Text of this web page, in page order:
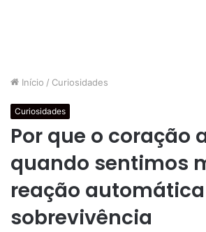
Início / Curiosidades
Curiosidades
Por que o coração
quando sentimos
reação
sobrevivência